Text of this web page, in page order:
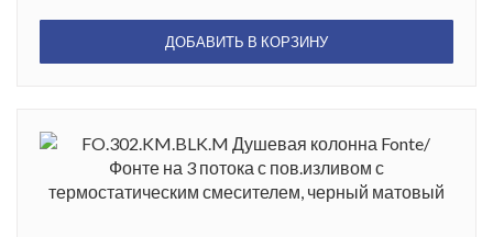
ДОБАВИТЬ В КОРЗИНУ